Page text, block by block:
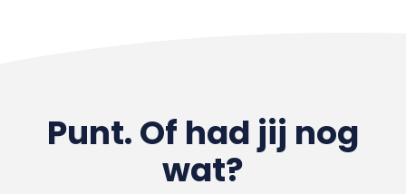
Punt. Of had jij nog
wat?